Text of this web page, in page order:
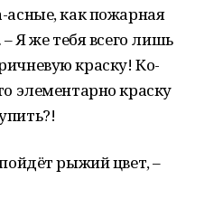
как пожарная
Я же тебя всего лишь
краску! Ко-
элементарно краску
рыжий цвет, –